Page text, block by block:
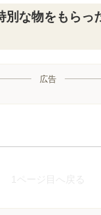
別な物をもらっ
広告